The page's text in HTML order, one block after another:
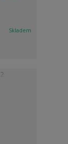
Skladem